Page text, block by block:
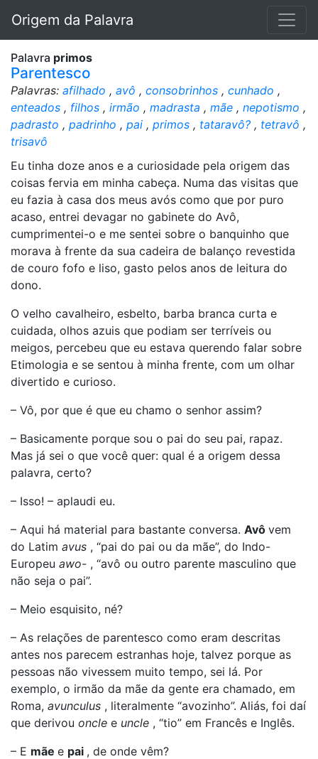
Origem da Palavra
Palavra primos
Parentesco
Palavras: afilhado , avô , consobrinhos , cunhado ,
enteados , filhos , irmão , madrasta , mãe , nepotismo ,
padrasto , padrinho , pai , primos , tataravô? , tetravô ,
trisavô
Eu tinha doze anos e a curiosidade pela origem das
coisas fervia em minha cabeça. Numa das visitas que
eu fazia à casa dos meus avós como que por puro
acaso, entrei devagar no gabinete do Avô,
cumprimentei-o e me sentei sobre o banquinho que
morava à frente da sua cadeira de balanço revestida
de couro fofo e liso, gasto pelos anos de leitura do
dono.
O velho cavalheiro, esbelto, barba branca curta e
cuidada, olhos azuis que podiam ser terríveis ou
meigos, percebeu que eu estava querendo falar sobre
Etimologia e se sentou à minha frente, com um olhar
divertido e curioso.
– Vô, por que é que eu chamo o senhor assim?
– Basicamente porque sou o pai do seu pai, rapaz.
Mas já sei o que você quer: qual é a origem dessa
palavra, certo?
– Isso! – aplaudi eu.
– Aqui há material para bastante conversa. Avô vem
do Latim avus , “pai do pai ou da mãe”, do Indo-
Europeu awo- , “avô ou outro parente masculino que
não seja o pai”.
– Meio esquisito, né?
– As relações de parentesco como eram descritas
antes nos parecem estranhas hoje, talvez porque as
pessoas não vivessem muito tempo, sei lá. Por
exemplo, o irmão da mãe da gente era chamado, em
Roma, avunculus , literalmente “avozinho”. Aliás, foi daí
que derivou oncle e uncle , “tio” em Francês e Inglês.
– E mãe e pai , de onde vêm?